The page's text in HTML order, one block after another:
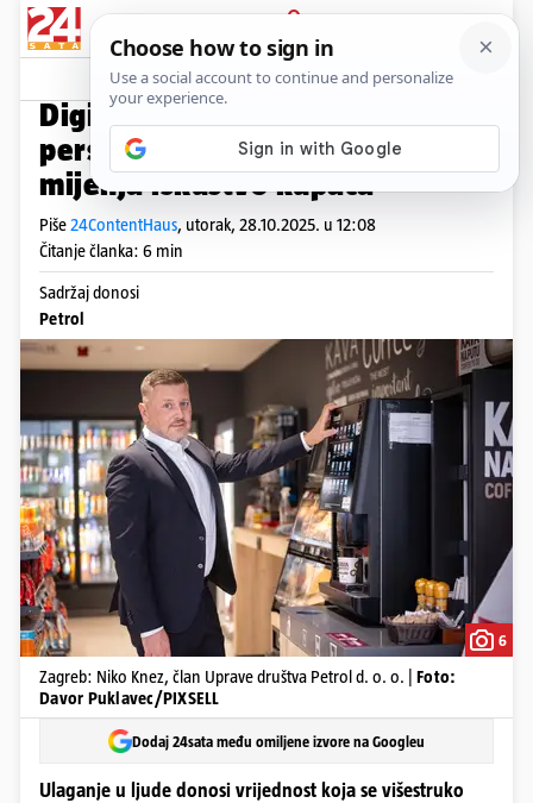
PRIJAVA
Native sadržaj Komentari
INTERVJU NIKO KNEZ
Digitalno, brzo i
personalizirano: Kako Petrol
mijenja iskustvo kupaca
Piše24ContentHaus, utorak, 28.10.2025. u 12:08
Čitanje članka: 6 min
Sadržaj donosi
Petrol
6
Zagreb: Niko Knez, član Uprave društva Petrol d. o. o. | Foto:
Davor Puklavec/PIXSELL
Dodaj 24sata među omiljene izvore na Googleu
Ulaganje u ljude donosi vrijednost koja se višestruko